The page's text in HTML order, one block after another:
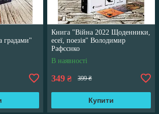
градами"
Книга "Війна 2022 Щоденники,
есеї, поезія" Володимир
Рафєєнко
В наявності
349 ₴ 399 ₴
Купити